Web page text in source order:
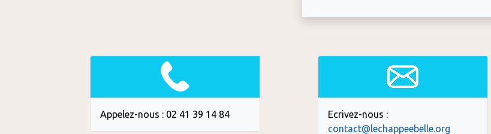
Appelez-nous : 02 41 39 14 84
Ecrivez-nous :
contact@lechappeebelle.org